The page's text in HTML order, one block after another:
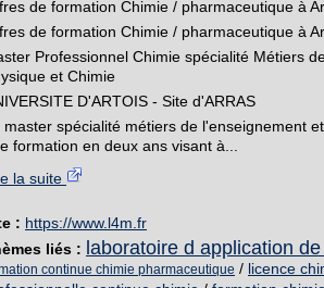
de formation Chimie / pharmaceutique à
de formation Chimie / pharmaceutique à
Professionnel Chimie spécialité Métiers
et Chimie
D'ARTOIS - Site d'ARRAS
master spécialité métiers de l'enseignement
formation en deux ans visant à...
la suite
: https://www.l4m.fr
liés : laboratoire d application
continue chimie pharmaceutique / licence